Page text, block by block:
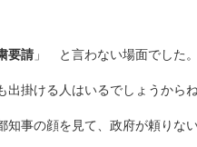
要請」 と言わない場面でした。
出掛ける人はいるでしょうからね
知事の顔を見て、政府が頼りな